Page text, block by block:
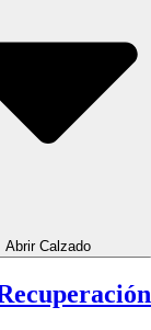
Abrir Calzado